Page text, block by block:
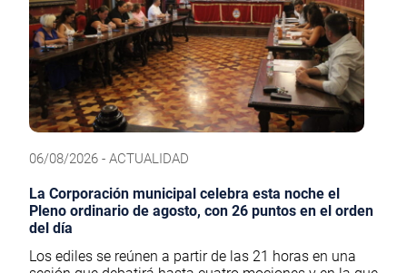
06/08/2026 - ACTUALIDAD
La Corporación municipal celebra esta noche el
Pleno ordinario de agosto, con 26 puntos en el orden
del día
Los ediles se reúnen a partir de las 21 horas en una